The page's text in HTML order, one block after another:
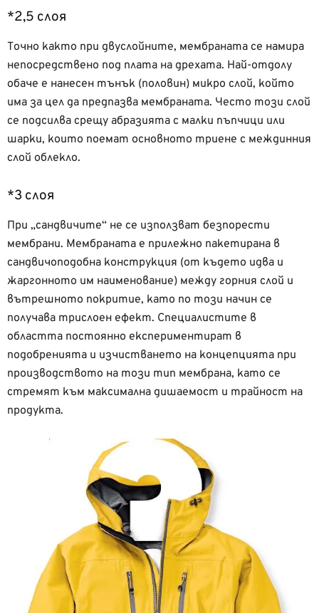
*2,5 слоя
Точно както при двуслойните, мембраната се намира
непосредствено под плата на дрехата. Най-отдолу
обаче е нанесен тънък (половин) микро слой, който
има за цел да предпазва мембраната. Често този слой
се подсилва срещу абразията с малки пъпчици или
шарки, които поемат основното триене с междинния
слой облекло.
*3 слоя
При „сандвичите“ не се използват безпорести
мембрани. Мембраната е прилежно пакетирана в
сандвичоподобна конструкция (от където идва и
жаргонното им наименование) между горния слой и
вътрешното покритие, като по този начин се
получава трислоен ефект. Специалистите в
областта постоянно експериментират в
подобренията и изчистването на концепцията при
производството на този тип мембрана, като се
стремят към максимална дишаемост и трайност на
продукта.